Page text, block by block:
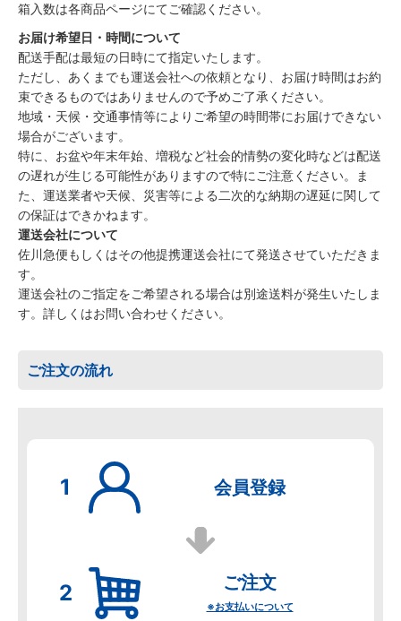
箱入数は各商品ページにてご確認ください。
お届け希望日・時間について
配送手配は最短の日時にて指定いたします。
ただし、あくまでも運送会社への依頼となり、お届け時間はお約
束できるものではありませんので予めご了承ください。
地域・天候・交通事情等によりご希望の時間帯にお届けできない
場合がございます。
特に、お盆や年末年始、増税など社会的情勢の変化時などは配送
の遅れが生じる可能性がありますので特にご注意ください。ま
た、運送業者や天候、災害等による二次的な納期の遅延に関して
の保証はできかねます。
運送会社について
佐川急便もしくはその他提携運送会社にて発送させていただきま
す。
運送会社のご指定をご希望される場合は別途送料が発生いたしま
す。詳しくはお問い合わせください。
ご注文の流れ
会員登録
ご注文
※お支払いについて